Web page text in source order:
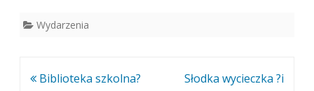
Wydarzenia
Nawigacja
Biblioteka szkolna?
Słodka wycieczka ?i